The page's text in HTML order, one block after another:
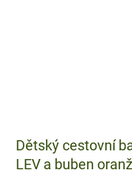
Dětský cestovní
LEV a buben